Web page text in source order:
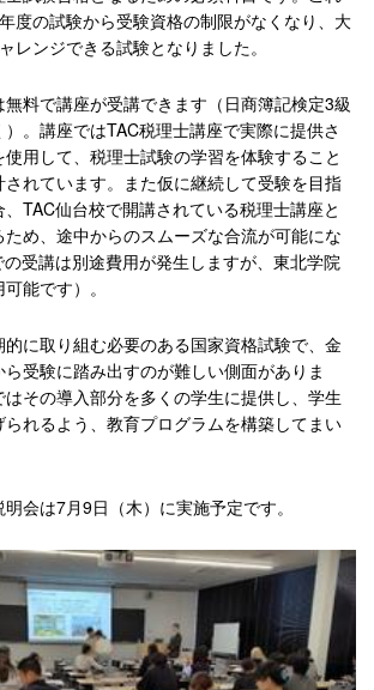
度の試験から受験資格の制限がなくなり、大
レンジできる試験となりました。
料で講座が受講できます（日商簿記検定3級
。講座ではTAC税理士講座で実際に提供さ
用して、税理士試験の学習を体験すること
れています。また仮に継続して受験を目指
TAC仙台校で開講されている税理士講座と
め、途中からのスムーズな合流が可能にな
受講は別途費用が発生しますが、東北学院
能です）。
に取り組む必要のある国家資格試験で、金
受験に踏み出すのが難しい側面がありま
その導入部分を多くの学生に提供し、学生
れるよう、教育プログラムを構築してまい
会は7月9日（木）に実施予定です。